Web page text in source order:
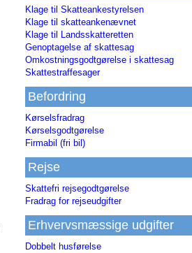
Klage til Skatteankestyrelsen
Klage til skatteankenævnet
Klage til Landsskatteretten
Genoptagelse af skattesag
Omkostningsgodtgørelse i skattesag
Skattestraffesager
Befordring
Kørselsfradrag
Kørselsgodtgørelse
Firmabil (fri bil)
Rejse
Skattefri rejsegodtgørelse
Fradrag for rejseudgifter
Erhvervsmæssige udgifter
Dobbelt husførelse